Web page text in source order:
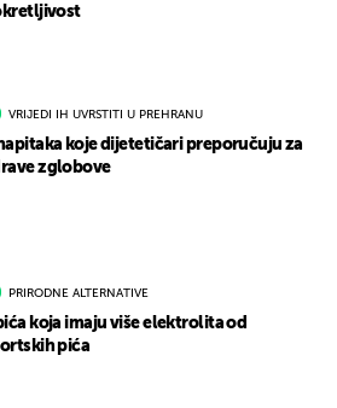
VRIJEDI IH UVRSTITI U PREHRANU
koje dijetetičari preporučuju za
zglobove
PRIRODNE ALTERNATIVE
koja imaju više elektrolita od
pića